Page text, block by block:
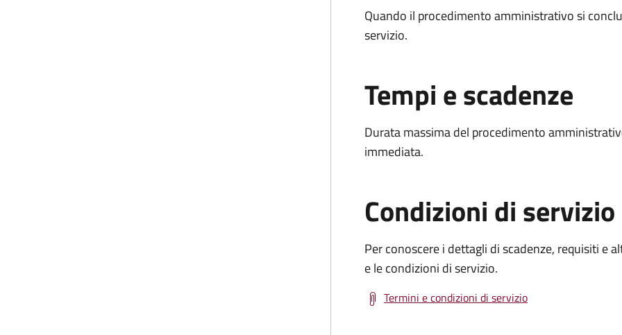
Quando il procedimento amministrativo si
servizio.
Tempi e scadenze
Durata massima del procedimento
immediata.
Condizioni di servizio
Per conoscere i dettagli di scadenze, requisiti e
e le condizioni di servizio.
Termini e condizioni di servizio